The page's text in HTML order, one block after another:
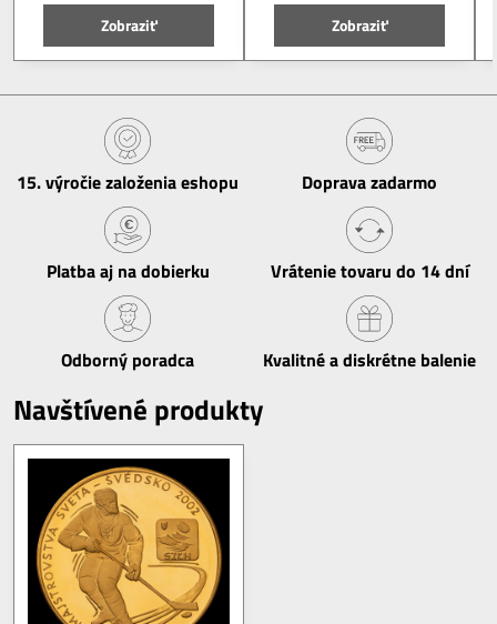
Zobraziť Zobraziť
15​. výročie založenia eshopu Doprava zadarmo
Platba aj na dobierku Vrátenie tovaru do 14 dní
Odborný poradca Kvalitné a diskrétne balenie
Navštívené produkty